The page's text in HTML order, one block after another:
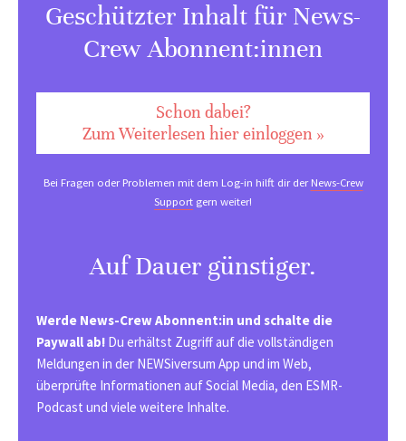
Geschützter Inhalt für News-
Crew Abonnent:innen
Schon dabei?
Zum Weiterlesen hier einloggen »
Bei Fragen oder Problemen mit dem Log-in hilft dir derNews-Crew
Support gern weiter!
Auf Dauer günstiger.
Werde News-Crew Abonnent:in und schalte die
Paywall ab! Du erhältst Zugriff auf die vollständigen
Meldungen in der NEWSiversum App und im Web,
überprüfte Informationen auf Social Media, den ESMR-
Podcast und viele weitere Inhalte.